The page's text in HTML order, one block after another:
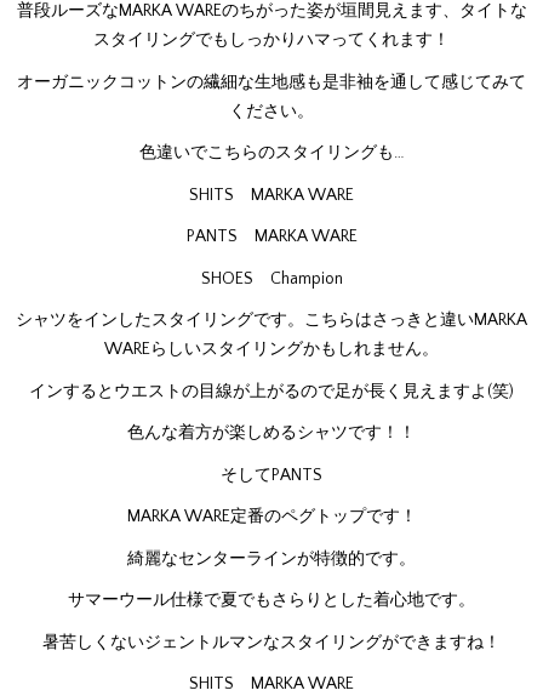
普段ルーズなMARKA WAREのちがった姿が垣間見えます、タイトな
スタイリングでもしっかりハマってくれます！
オーガニックコットンの繊細な生地感も是非袖を通して感じてみて
ください。
色違いでこちらのスタイリングも…
SHITS MARKA WARE
PANTS MARKA WARE
SHOES Champion
シャツをインしたスタイリングです。こちらはさっきと違いMARKA
WAREらしいスタイリングかもしれません。
インするとウエストの目線が上がるので足が長く見えますよ(笑)
色んな着方が楽しめるシャツです！！
そしてPANTS
MARKA WARE定番のペグトップです！
綺麗なセンターラインが特徴的です。
サマーウール仕様で夏でもさらりとした着心地です。
暑苦しくないジェントルマンなスタイリングができますね！
SHITS MARKA WARE